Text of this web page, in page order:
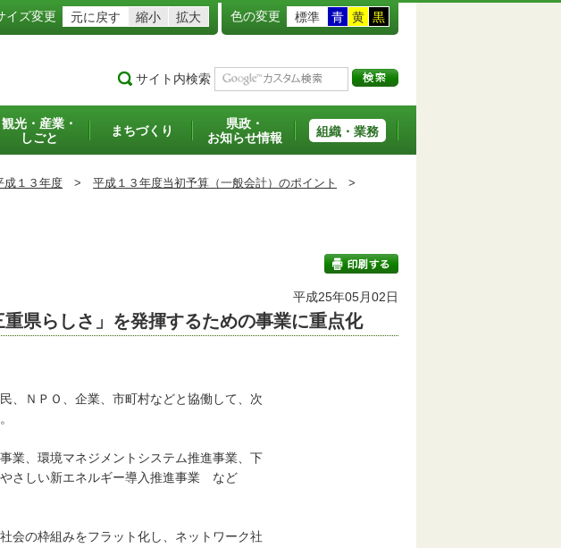
イズ変更 元に戻す 縮小 拡大 色の変更 標準 青 黄 黒
サイト内検索
観光・産業・
しごと
まちづくり
県政・
お知らせ情報
組織・業務
成１３年度 > 平成１３年度当初予算（一般会計）のポイント
>
印刷する
平成25年05月02日
県らしさ」を発揮するための事業に重点化
、ＮＰＯ、企業、市町村などと協働して、次
、環境マネジメントシステム推進事業、下
さしい新エネルギー導入推進事業 など
会の枠組みをフラット化し、ネットワーク社